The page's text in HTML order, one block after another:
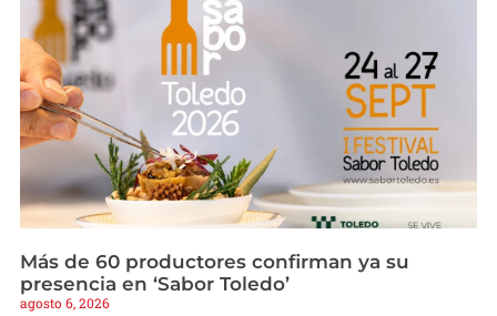
Más de 60 productores confirman ya su
presencia en ‘Sabor Toledo’
agosto 6, 2026